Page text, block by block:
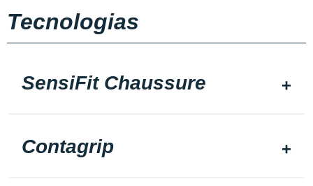
Tecnologias
SensiFit Chaussure
Contagrip